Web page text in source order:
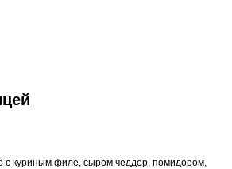
куриным филе, сыром чеддер, помидором,